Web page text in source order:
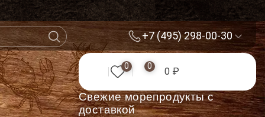
+7 (495) 298-00-30
0 0 0 ₽
Cвежие морепродукты с
доставкой